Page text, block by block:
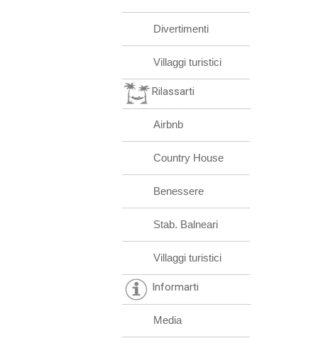
Divertimenti
Villaggi turistici
Rilassarti
Airbnb
Country House
Benessere
Stab. Balneari
Villaggi turistici
Informarti
Media